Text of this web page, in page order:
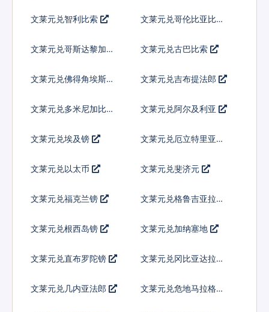
文莱元兑智利比索 文莱元兑哥伦比亚比索
文莱元兑哥斯达黎加科
文莱元兑古巴比索
文莱元兑佛得角埃斯库
文莱元兑吉布提法郎
文莱元兑多米尼加比索 文莱元兑阿尔及利亚
文莱元兑埃及镑
文莱元兑厄立特里亚纳
文莱元兑以太币 文莱元兑斐济元
文莱元兑福克兰镑 文莱元兑格鲁吉亚拉里
文莱元兑根西岛镑 文莱元兑加纳塞地
文莱元兑直布罗陀镑 文莱元兑冈比亚达拉西
文莱元兑几内亚法郎
文莱元兑危地马拉格查